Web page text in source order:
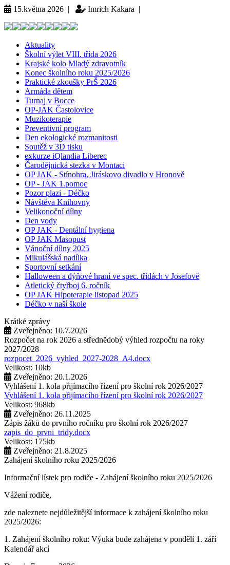
15.května 2026 | Imrich Kakara |
Aktuality
Školní výlet VIII. třída 2026
Krajské kolo Mladý zdravotník
Konec školního roku 2025/2026
Praktické zkoušky PrŠ 2026
Armáda dětem
Turnaj v Bocce
OP-JAK Častolovice
Muzikoterapie
Preventivní program
Den ekologické rozmanitosti
Soutěž v 3D tisku
exkurze iQlandia Liberec
Čarodějnická stezka v Montaci
OP JAK - Stínohra, Jiráskovo divadlo v Hronově
OP - JAK 1.pomoc
Pozor plazi - Déčko
Návštěva Knihovny
Velikonoční dílny
Den vody
OP JAK - Dentální hygiena
OP JAK Masopust
Vánoční dílny 2025
Mikulášská nadílka
Sportovní setkání
Halloween a dýňové hraní ve spec. třídách v Josefově
Atletický čtyřboj 6. ročník
OP JAK Hipoterapie listopad 2025
Déčko v naší škole
Krátké zprávy
Zveřejněno: 10.7.2026
Rozpočet na rok 2026 a střednědobý výhled rozpočtu na roky
2027/2028
rozpocet_2026_vyhled_2027-2028_A4.docx
Velikost: 10kb
Zveřejněno: 20.1.2026
Vyhlášení 1. kola přijímacího řízení pro školní rok 2026/2027
Vyhlášení 1. kola přijímacího řízení pro školní rok 2026/2027
Velikost: 968kb
Zveřejněno: 26.11.2025
Zápis žáků do prvního ročníku pro školní rok 2026/2027
zapis_do_prvni_tridy.docx
Velikost: 175kb
Zveřejněno: 21.8.2025
Zahájení školního roku 2025/2026
Informační lístek pro rodiče - Zahájení školního roku 2025/2026
Vážení rodiče,
zde naleznete nejdůležitější informace k zahájení školního roku
2025/2026:
1. Zahájení školního roku: Výuka bude zahájena v pondělí 1. září
2025. Tento den končí po 1. vyučovací hodině. Provoz školní
Kalendář akcí